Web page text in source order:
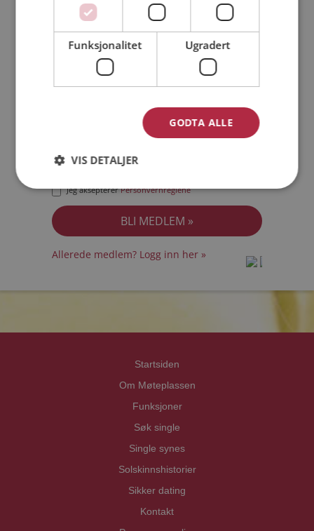
Jeg akseptererPersonvernreglene
Allerede medlem? Logg inn her »
Startsiden
Om Møteplassen
Funksjoner
Søk single
Single synes
Solskinnshistorier
Sikker dating
Kontakt
Funksjonalitet Ugradert
GODTA ALLE
VIS DETALJER